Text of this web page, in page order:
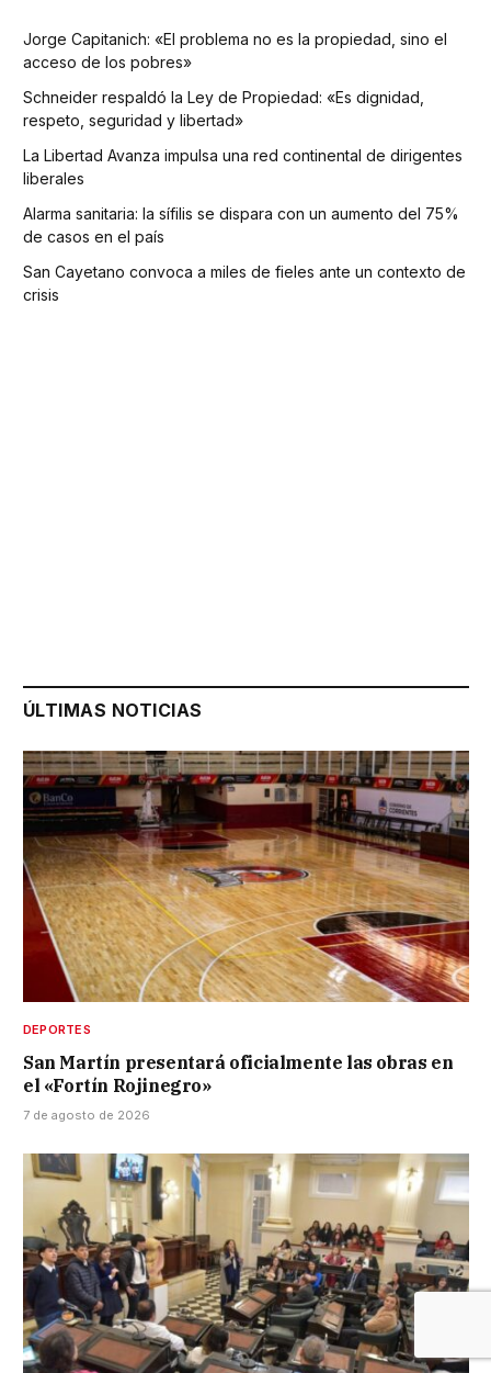
Jorge Capitanich: «El problema no es la propiedad, sino el
acceso de los pobres»
Schneider respaldó la Ley de Propiedad: «Es dignidad,
respeto, seguridad y libertad»
La Libertad Avanza impulsa una red continental de dirigentes
liberales
Alarma sanitaria: la sífilis se dispara con un aumento del 75%
de casos en el país
San Cayetano convoca a miles de fieles ante un contexto de
crisis
ÚLTIMAS NOTICIAS
DEPORTES
San Martín presentará oficialmente las obras en
el «Fortín Rojinegro»
7 de agosto de 2026